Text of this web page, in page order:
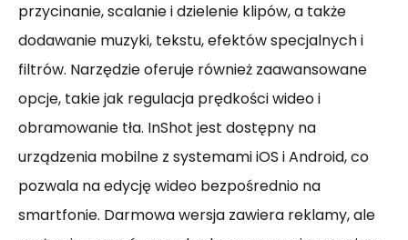
przycinanie, scalanie i dzielenie klipów, a także
dodawanie muzyki, tekstu, efektów specjalnych i
filtrów. Narzędzie oferuje również zaawansowane
opcje, takie jak regulacja prędkości wideo i
obramowanie tła. InShot jest dostępny na
urządzenia mobilne z systemami iOS i Android, co
pozwala na edycję wideo bezpośrednio na
smartfonie. Darmowa wersja zawiera reklamy, ale